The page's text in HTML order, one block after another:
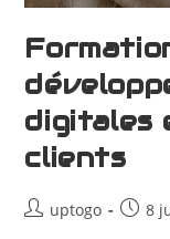
digitales
clients
uptogo 8